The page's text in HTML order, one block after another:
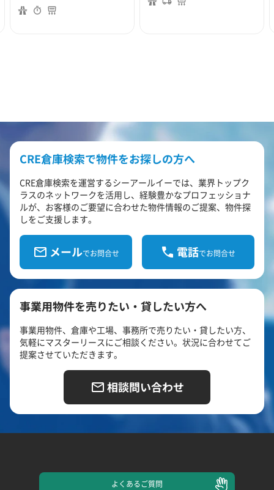
CRE倉庫検索で物件をお探しの方へ
CRE倉庫検索を運営するシーアールイーでは、業界トップク
ラスのネットワークを活用し、経験豊かなプロフェッショナ
ルが、お客様のご要望に合わせた物件情報のご提案、物件探
しをご支援します。
メールでお問合せ 電話でお問合せ
事業用物件を売りたい・貸したい方へ
事業用物件、倉庫や工場、事務所で売りたい・貸したい方、
気軽にマスターリースにご相談ください。状況に合わせてご
提案させていただきます。
相談問い合わせ
よくあるご質問